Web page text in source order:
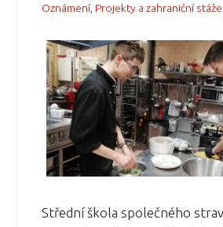
Oznámení, Projekty a zahraniční stáže
Střední škola společného